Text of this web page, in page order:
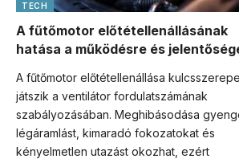
TECH
A fűtőmotor előtétellenállásának
hatása a működésre és
A fűtőmotor előtétellenállása
játszik a ventilátor fordulatszámának
szabályozásában. Meghibásodása
légáramlást, kimaradó fokozatokat és
kényelmetlen utazást okozhat, ezért